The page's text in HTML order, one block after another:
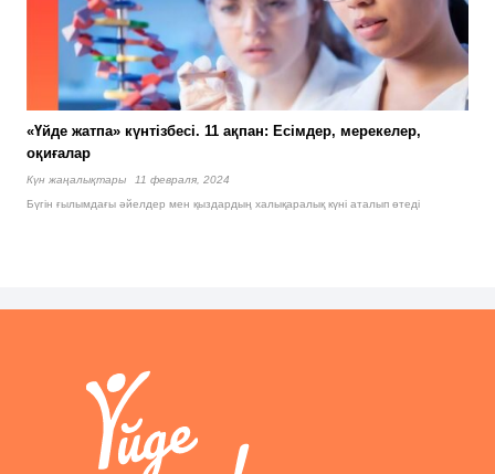
«Үйде жатпа» күнтізбесі. 11 ақпан: Есімдер, мерекелер,
оқиғалар
Күн жаңалықтары
11 февраля, 2024
Бүгін ғылымдағы әйелдер мен қыздардың халықаралық күні аталып өтеді